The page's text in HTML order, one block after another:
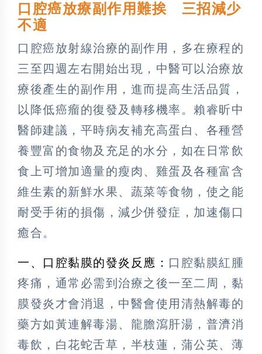
口腔癌放療副作用難挨 三招減少
不適
口腔癌放射線治療的副作用，多在療程的
三至四週左右開始出現，中醫可以治療放
療後產生的副作用，進而提高生活品質，
以降低癌瘤的復發及轉移機率。賴睿昕中
醫師建議，平時病友補充高蛋白、各種營
養豐富的食物及充足的水分，如在日常飲
食上可增加適量的瘦肉、雞蛋及各種富含
維生素的新鮮水果、蔬菜等食物，使之能
耐受手術的損傷，減少併發症，加速傷口
癒合。
一、口腔黏膜的發炎反應： 口腔黏膜紅腫
疼痛，通常必需到治療之後一至二周，黏
膜發炎才會消退，中醫會使用清熱解毒的
藥方如黃連解毒湯、龍膽瀉肝湯，普濟消
毒飲，白花蛇舌草，半枝蓮，蒲公英、薄